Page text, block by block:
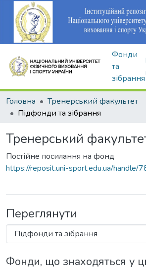
Фонди
та
зібрання
Головна
Тренерський факультет
Підфонди та зібрання
Тренерський
Постійне посилання на фонд
https://reposit.uni-sport.edu.ua/
Переглянути
Фонди, що знаходяться у